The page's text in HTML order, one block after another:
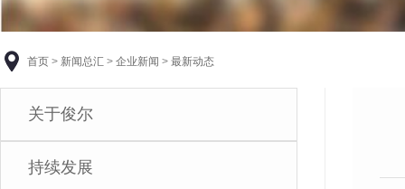
首页 > 新闻总汇 > 企业新闻 > 最新动态
关于俊尔
持续发展